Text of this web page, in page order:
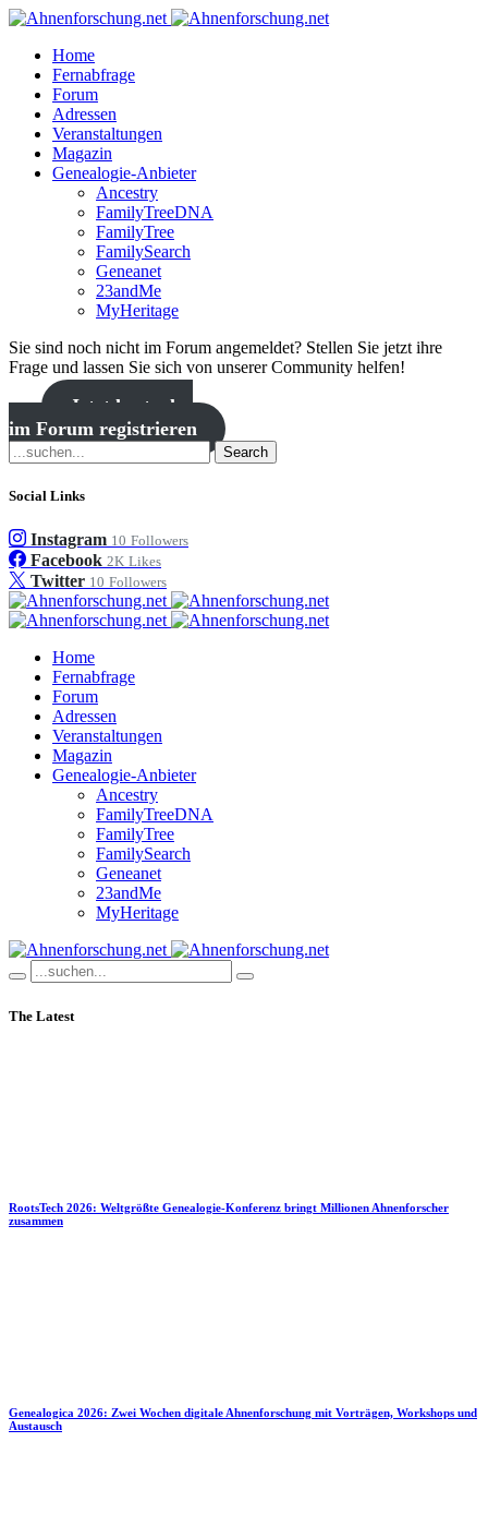
Home
Fernabfrage
Forum
Adressen
Veranstaltungen
Magazin
Genealogie-Anbieter
Ancestry
FamilyTreeDNA
FamilyTree
FamilySearch
Geneanet
23andMe
MyHeritage
Sie sind noch nicht im Forum angemeldet? Stellen Sie jetzt ihre
Frage und lassen Sie sich von unserer Community helfen!
Jetzt kostenlos
im Forum registrieren
Search
Social Links
Instagram 10 Followers
Facebook 2K Likes
Twitter 10 Followers
Home
Fernabfrage
Forum
Adressen
Veranstaltungen
Magazin
Genealogie-Anbieter
Ancestry
FamilyTreeDNA
FamilyTree
FamilySearch
Geneanet
23andMe
MyHeritage
The Latest
RootsTech 2026: Weltgrößte Genealogie-Konferenz bringt Millionen Ahnenforscher
zusammen
Genealogica 2026: Zwei Wochen digitale Ahnenforschung mit Vorträgen, Workshops und
Austausch